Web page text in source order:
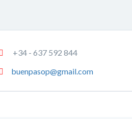
+34 - 637 592 844
buenpasop@gmail.com